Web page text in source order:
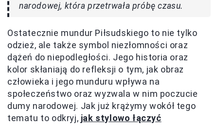
narodowej, która przetrwała próbę czasu.
Ostatecznie mundur Piłsudskiego to nie tylko
odzież, ale także symbol niezłomności oraz
dążeń do niepodległości. Jego historia oraz
kolor skłaniają do refleksji o tym, jak obraz
człowieka i jego munduru wpływa na
społeczeństwo oraz wyzwala w nim poczucie
dumy narodowej. Jak już krążymy wokół tego
tematu to odkryj, jak stylowo łączyć